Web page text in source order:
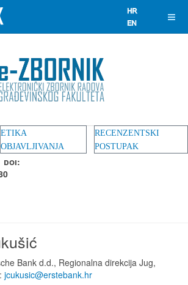
ETIKA
OBJAVLJIVANJA
RECENZENTSKI
POSTUPAK
DOI:
Bank d.d., Regionalna direkcija Jug,
jcukusic@erstebank.hr